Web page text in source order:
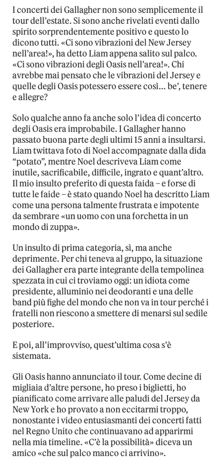
I concerti dei Gallagher non sono semplicemente il
tour dell’estate. Si sono anche rivelati eventi dallo
spirito sorprendentemente positivo e questo lo
dicono tutti. «Ci sono vibrazioni del New Jersey
nell’area!», ha detto Liam appena salito sul palco.
«Ci sono vibrazioni degli Oasis nell’area!». Chi
avrebbe mai pensato che le vibrazioni del Jersey e
quelle degli Oasis potessero essere così… be’, tenere
e allegre?
Solo qualche anno fa anche solo l’idea di concerto
degli Oasis era improbabile. I Gallagher hanno
passato buona parte degli ultimi 15 anni a insultarsi.
Liam twittava foto di Noel accompagnate dalla dida
“potato”, mentre Noel descriveva Liam come
inutile, sacrificabile, difficile, ingrato e quant’altro.
Il mio insulto preferito di questa faida – e forse di
tutte le faide – è stato quando Noel ha descritto Liam
come una persona talmente frustrata e impotente
da sembrare «un uomo con una forchetta in un
mondo di zuppa».
Un insulto di prima categoria, sì, ma anche
deprimente. Per chi teneva al gruppo, la situazione
dei Gallagher era parte integrante della tempolinea
spezzata in cui ci troviamo oggi: un idiota come
presidente, alluminio nei deodoranti e una delle
band più fighe del mondo che non va in tour perché i
fratelli non riescono a smettere di menarsi sul sedile
posteriore.
E poi, all’improvviso, quest’ultima cosa s’è
sistemata.
Gli Oasis hanno annunciato il tour. Come decine di
migliaia d’altre persone, ho preso i biglietti, ho
pianificato come arrivare alle paludi del Jersey da
New York e ho provato a non eccitarmi troppo,
nonostante i video entusiasmanti dei concerti fatti
nel Regno Unito che continuavano ad apparirmi
nella mia timeline. «C’è la possibilità» diceva un
amico «che sul palco manco ci arrivino».